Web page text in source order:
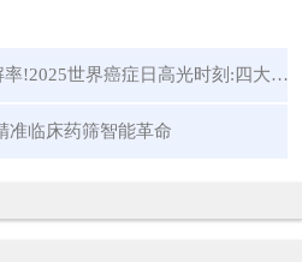
症日高光时刻:四大突破疗法拯救胰腺癌、结直肠癌、血癌等
准临床药筛智能革命